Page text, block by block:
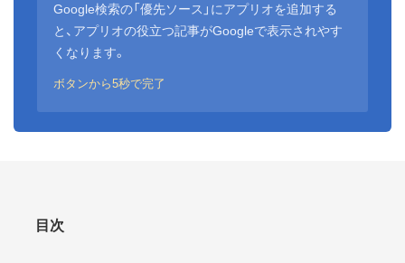
Google検索の「優先ソース」にアプリオを追加する
と、アプリオの役立つ記事がGoogleで表示されやす
くなります。
ボタンから5秒で完了
目次